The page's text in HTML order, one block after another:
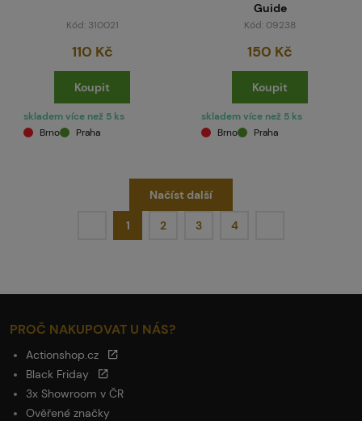
Kód: 310021
110 Kč
Koupit
skladem více než 5 ks
Brno
Praha
Guide
Kód: 09238
150 Kč
Koupit
skladem více než 5 ks
Brno
Praha
Načíst další
1 2 3 4
PROČ NAKUPOVAT U NÁS?
Actionshop.cz
Black Friday
3x Showroom v ČR
Ověřené značky